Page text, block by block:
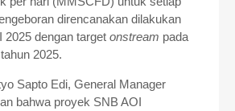
direncanakan dilakukan
2025 dengan target onstream pada
2025.
Sapto Edi, General Manager
bahwa proyek SNB AOI